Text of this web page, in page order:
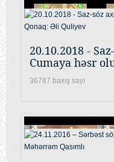
20.10.2018 -
Cumaya həsr
36787 baxış sayı